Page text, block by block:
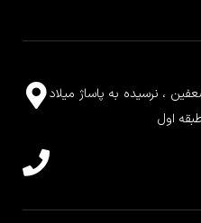
، نرسیده به پاساژ میلاد